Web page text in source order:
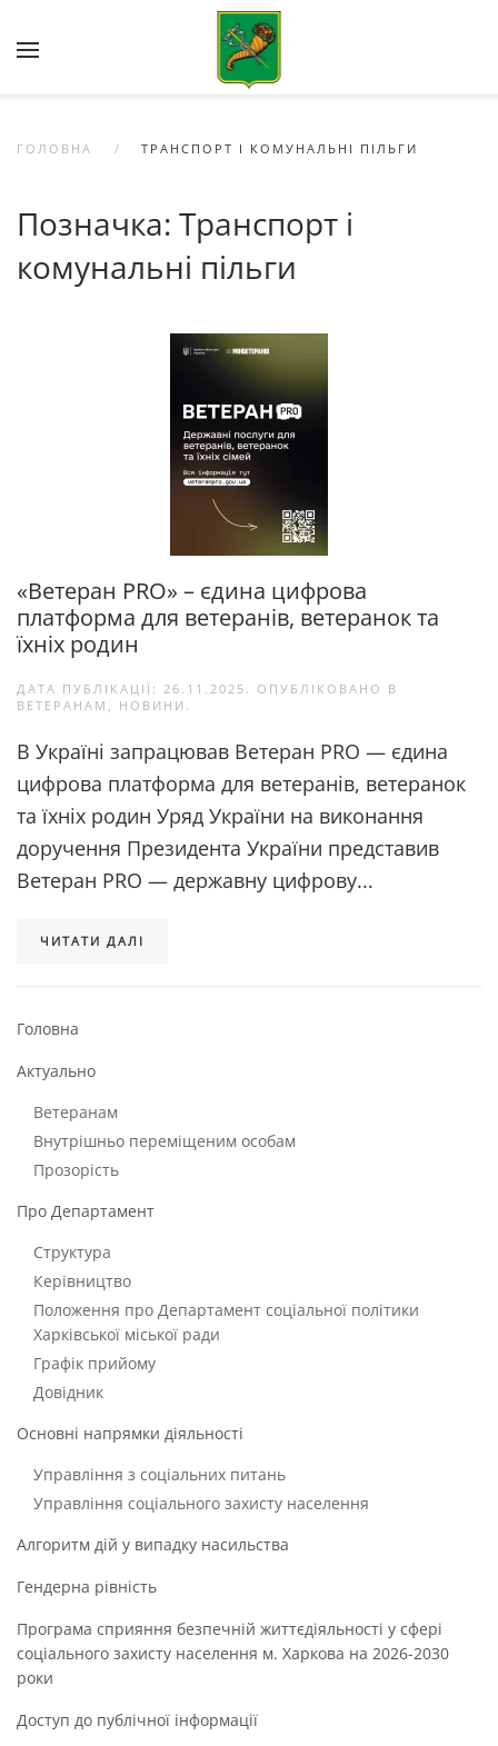
Skip to main content
ГОЛОВНА ТРАНСПОРТ І КОМУНАЛЬНІ ПІЛЬГИ
Позначка: Транспорт і
комунальні пільги
«Ветеран PRO» – єдина цифрова
платформа для ветеранів, ветеранок та
їхніх родин
ДАТА ПУБЛІКАЦІЇ: 26.11.2025 . ОПУБЛІКОВАНО В
ВЕТЕРАНАМ , НОВИНИ .
В Україні запрацював Ветеран PRO — єдина
цифрова платформа для ветеранів, ветеранок
та їхніх родин Уряд України на виконання
доручення Президента України представив
Ветеран PRO — державну цифрову...
ЧИТАТИ ДАЛІ
Головна
Актуально
Ветеранам
Внутрішньо переміщеним особам
Прозорість
Про Департамент
Структура
Керівництво
Положення про Департамент соціальної політики
Харківської міської ради
Графік прийому
Довідник
Основні напрямки діяльності
Управління з соціальних питань
Управління соціального захисту населення
Алгоритм дій у випадку насильства
Гендерна рівність
Програма сприяння безпечній життєдіяльності у сфері
соціального захисту населення м. Харкова на 2026-2030
роки
Доступ до публічної інформації